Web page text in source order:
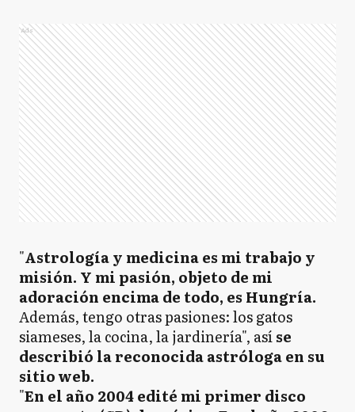
Ads
"Astrología y medicina es mi trabajo y
misión. Y mi pasión, objeto de mi
adoración encima de todo, es Hungría.
Además, tengo otras pasiones: los gatos
siameses, la cocina, la jardinería", asíse
describió la reconocida astróloga en su
sitio web.
"En el año 2004 edité mi primer disco